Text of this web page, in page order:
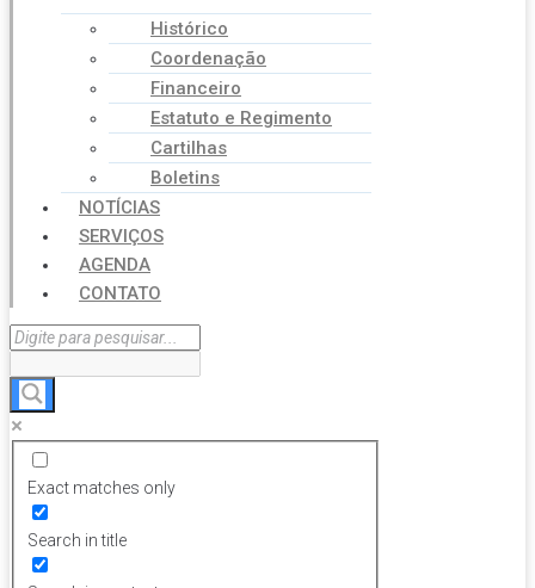
Histórico
Coordenação
Financeiro
Estatuto e Regimento
Cartilhas
Boletins
NOTÍCIAS
SERVIÇOS
AGENDA
CONTATO
Exact matches only
Search in title